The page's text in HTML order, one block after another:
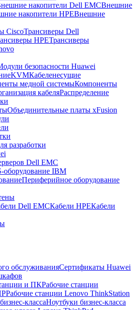
накопители Dell EMCВнешние
накопители HPEВнешние
CiscoТрансиверы Dell
HPEТрансиверы
безопасности Huawei
KVMКабеленесущие
медной системыКомпоненты
кабеляРаспределение
Объединительные платы xFusion
разработки
Dell EMC
оборудование IBM
Периферийное оборудование
Dell EMCКабели HPEКабели
обслуживанияСертификаты Huawei
и ПКРабочие станции
Рабочие станции Lenovo ThinkStation
классаНоутбуки бизнес-класса